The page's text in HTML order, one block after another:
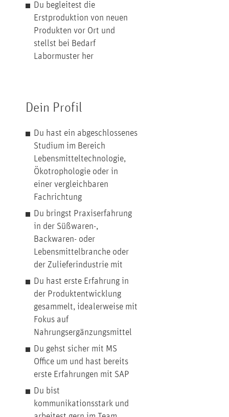
Du begleitest die
Erstproduktion von neuen
Produkten vor Ort und
stellst bei Bedarf
Labormuster her
Dein Profil
Du hast ein abgeschlossenes
Studium im Bereich
Lebensmitteltechnologie,
Ökotrophologie oder in
einer vergleichbaren
Fachrichtung
Du bringst Praxiserfahrung
in der Süßwaren-,
Backwaren- oder
Lebensmittelbranche oder
der Zulieferindustrie mit
Du hast erste Erfahrung in
der Produktentwicklung
gesammelt, idealerweise mit
Fokus auf
Nahrungsergänzungsmittel
Du gehst sicher mit MS
Office um und hast bereits
erste Erfahrungen mit SAP
Du bist
kommunikationsstark und